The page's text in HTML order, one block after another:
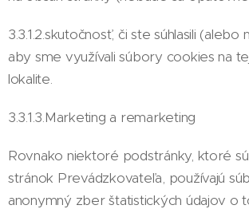
3.3.1.2.skutočnosť, či ste súhlasili (alebo
aby sme využívali súbory cookies na
lokalite.
3.3.1.3.Marketing a remarketing
Rovnako niektoré podstránky, ktoré
stránok Prevádzkovateľa, používajú
anonymný zber štatistických údajov o